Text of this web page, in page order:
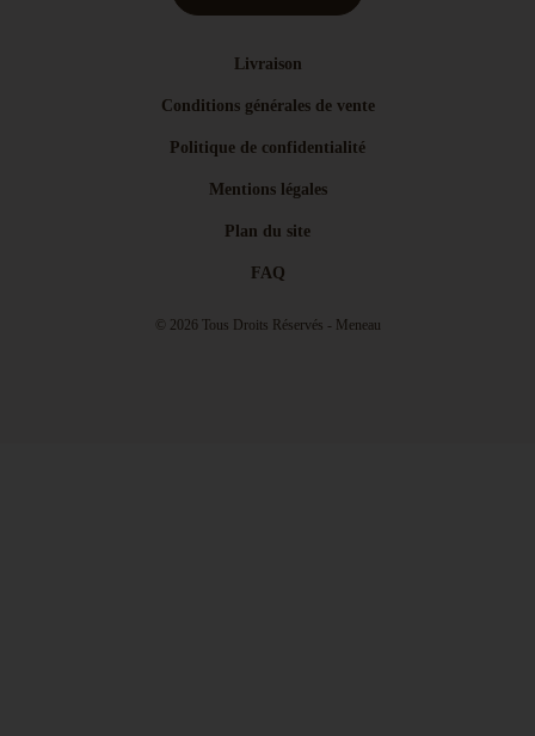
Livraison
Conditions générales de vente
Politique de confidentialité
Mentions légales
Plan du site
FAQ
© 2026 Tous Droits Réservés - Meneau